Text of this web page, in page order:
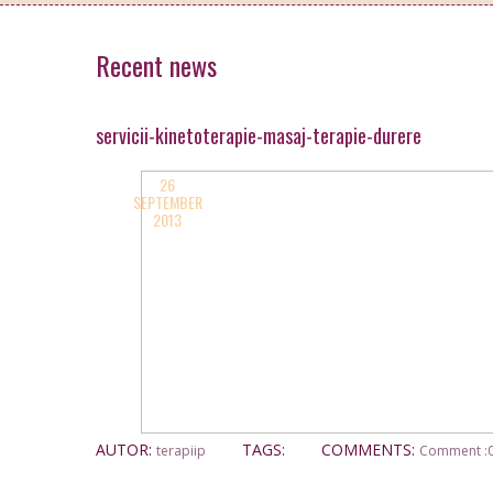
Recent news
servicii-kinetoterapie-masaj-terapie-durere
26
SEPTEMBER
2013
AUTOR: terapiip TAGS: COMMENTS: Comment